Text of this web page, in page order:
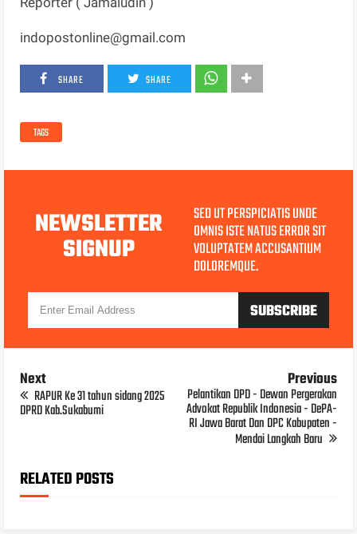
indopostonline@gmail.com
SHARE SHARE
TAGS
NEWSLETTER
SIGNUP
SED UT PERSPICIATIS UNDE
OMNIS ISTE NATUS ERROR SIT
VOLUPTATEM ACCUSANTIUM
DOLOREMQUE.
Next
RAPUR Ke 31 tahun sidang 2025
DPRD Kab.Sukabumi
Previous
Pelantikan DPD - Dewan Pergerakan
Advokat Republik Indonesia - DePA-
RI Jawa Barat Dan DPC Kabupaten -
Mendai Langkah Baru
RELATED POSTS